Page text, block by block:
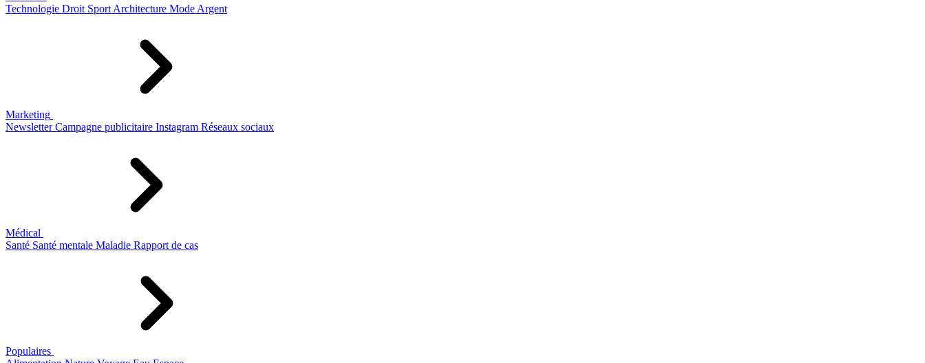
Technologie Droit Sport Architecture Mode Argent
Marketing
Newsletter Campagne publicitaire Instagram Réseaux sociaux
Médical
Santé Santé mentale Maladie Rapport de cas
Populaires